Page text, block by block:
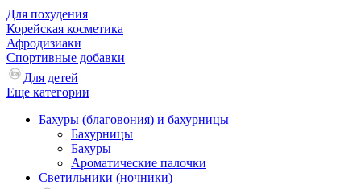
Для похудения
Корейская косметика
Афродизиаки
Спортивные добавки
Для детей
Еще категории
Бахуры (благовония) и бахурницы
Бахурницы
Бахуры
Ароматические палочки
Светильники (ночники)